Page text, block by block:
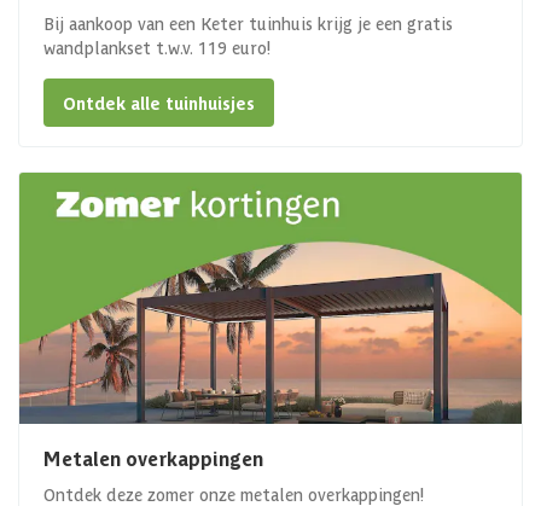
Bij aankoop van een Keter tuinhuis krijg je een gratis
wandplankset t.w.v. 119 euro!
Ontdek alle tuinhuisjes
Metalen overkappingen
Ontdek deze zomer onze metalen overkappingen!